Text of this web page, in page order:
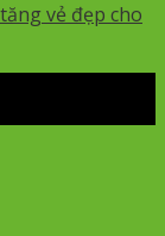
vẻ đẹp cho